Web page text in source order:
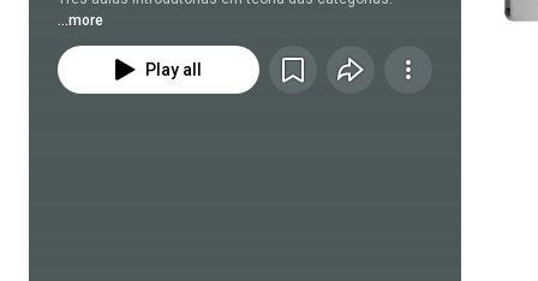
...more
Play all